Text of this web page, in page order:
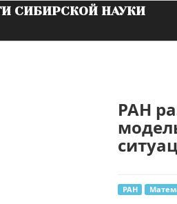
СИБИРСКОЙ НАУКИ
РАН
РАН